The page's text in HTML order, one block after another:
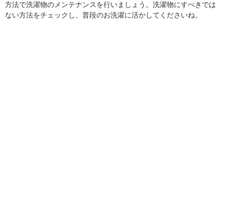
方法で洗濯物のメンテナンスを行いましょう。洗濯物にすべきでは
ない方法をチェックし、普段のお洗濯に活かしてくださいね。